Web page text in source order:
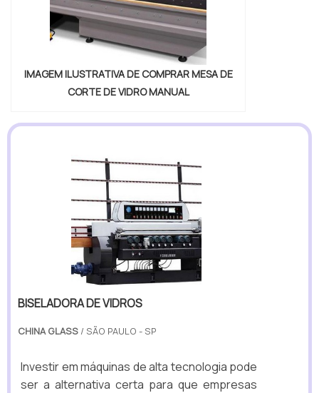
IMAGEM ILUSTRATIVA DE COMPRAR MESA DE
CORTE DE VIDRO MANUAL
BISELADORA DE VIDROS
CHINA GLASS / SÃO PAULO - SP
Investir em máquinas de alta tecnologia pode
ser a alternativa certa para que empresas